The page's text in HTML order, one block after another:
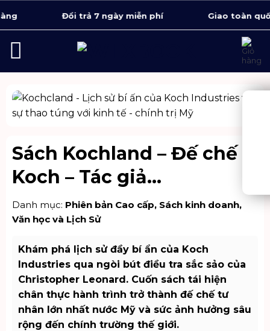
qua
Đổi trả 7 ngày miễn phí Giao toàn quốc 1
Sách Kochland – Đế chế
Koch – Tác giả
Christopher Leonard (bìa
cứng)
Danh mục: Phiên bản Cao cấp, Sách kinh doanh,
Văn học và Lịch Sử
Khám phá lịch sử đầy bí ẩn của Koch
Industries qua ngòi bút điều tra sắc sảo của
Christopher Leonard. Cuốn sách tái hiện
chân thực hành trình trở thành đế chế tư
nhân lớn nhất nước Mỹ và sức ảnh hưởng sâu
rộng đến chính trường thế giới.